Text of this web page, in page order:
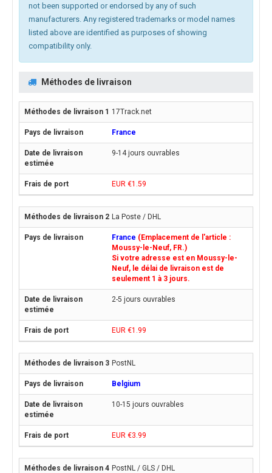
not been supported or endorsed by any of such
manufacturers. Any registered trademarks or model names
listed above are identified as purposes of showing
compatibility only.
Méthodes de livraison
17Track.net
France
9-14 jours ouvrables
EUR €1.59
La Poste / DHL
France (Emplacement de l'article :
Moussy-le-Neuf, FR.)
Si votre adresse est en Moussy-le-
Neuf, le délai de livraison est de
seulement 1 à 3 jours.
2-5 jours ouvrables
EUR €1.99
PostNL
Belgium
10-15 jours ouvrables
EUR €3.99
PostNL / GLS / DHL